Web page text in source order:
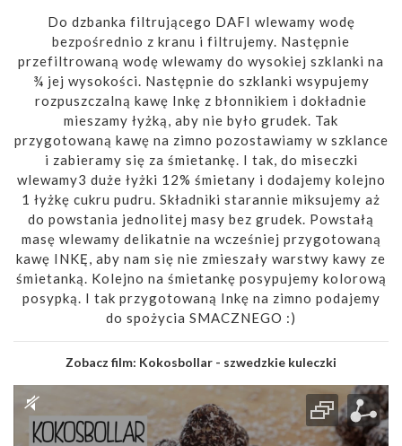
Do dzbanka filtrującego DAFI wlewamy wodę
bezpośrednio z kranu i filtrujemy. Następnie
przefiltrowaną wodę wlewamy do wysokiej szklanki na
¾ jej wysokości. Następnie do szklanki wsypujemy
rozpuszczalną kawę Inkę z błonnikiem i dokładnie
mieszamy łyżką, aby nie było grudek. Tak
przygotowaną kawę na zimno pozostawiamy w szklance
i zabieramy się za śmietankę. I tak, do miseczki
wlewamy3 duże łyżki 12% śmietany i dodajemy kolejno
1 łyżkę cukru pudru. Składniki starannie miksujemy aż
do powstania jednolitej masy bez grudek. Powstałą
masę wlewamy delikatnie na wcześniej przygotowaną
kawę INKĘ, aby nam się nie zmieszały warstwy kawy ze
śmietanką. Kolejno na śmietankę posypujemy kolorową
posypką. I tak przygotowaną Inkę na zimno podajemy
do spożycia SMACZNEGO :)
Zobacz film: Kokosbollar - szwedzkie kuleczki